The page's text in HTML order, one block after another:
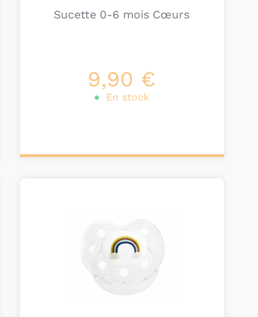
Sucette 0-6 mois Cœurs
9,90 €
En stock